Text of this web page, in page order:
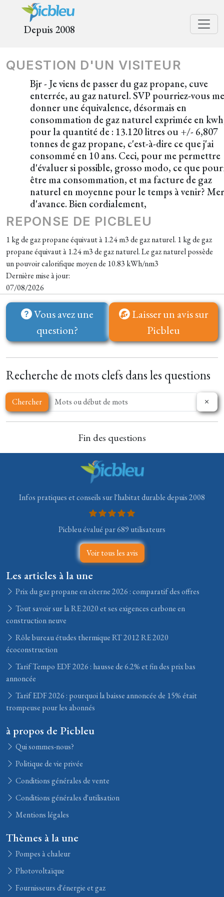
Depuis 2008
QUESTION D'UN VISITEUR
Bjr - Je viens de passer du gaz propane, cuve
enterrée, au gaz naturel. SVP pourriez-vous me
donner une équivalence, désormais en
consommation de gaz naturel exprimée en
pour la quantité de : 13.120 litres ou +/- 6,807
tonnes de gaz propane, c'est-à-dire ce que j'ai
consommé en 10 ans. Ceci, pour me permettre
d'évaluer si possible, grosso modo, ce que
être ma consommation, et ma facture de gaz
naturel en moyenne pour le temps à venir?
d'avance. Bien cordialement,
REPONSE DE PICBLEU
1 kg de gaz propane équivaut à 1.24 m3 de gaz naturel. 1 kg de gaz
propane équivaut à 1.24 m3 de gaz naturel. Le gaz naturel possède
un pouvoir calorifique moyen de 10.83 kWh/nm3
Dernière mise à jour:
07/08/2026
Vous avez une
question?
Laisser un avis sur
Picbleu
Recherche de mots clefs dans les questions
Chercher
Fin des questions
Infos pratiques et conseils sur l'habitat durable depuis 2008
Picbleu évalué par 689 utilisateurs
Voir tous les avis
Les articles à la une
Prix du gaz propane en citerne 2026 : comparatif des offres
Tout savoir sur la RE 2020 et ses exigences carbone en
construction neuve
Rôle bureau études thermique RT 2012 RE 2020
écoconstruction
Tarif Tempo EDF 2026 : hausse de 6.2% et fin des prix bas
annoncée
Tarif EDF 2026 : pourquoi la baisse annoncée de 15% était
trompeuse pour les abonnés
à propos de Picbleu
Qui sommes-nous?
Politique de vie privée
Conditions générales de vente
Conditions générales d'utilisation
Mentions légales
Thèmes à la une
Pompes à chaleur
Photovoltaïque
Fournisseurs d'énergie et gaz